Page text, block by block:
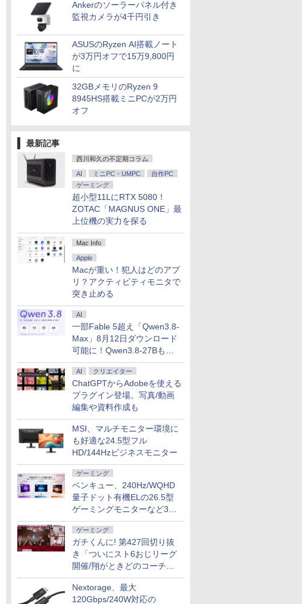
Ankerのソーラーパネル付き
監視カメラが4千円引き
ASUSのRyzen AI搭載ノート
が3万円オフで15万9,800円
に
32GBメモリのRyzen 9
8945HS搭載ミニPCが2万円
オフ
最新記事
西川和久の不定期コラム
AI ミニPC・UMPC
自作PC
ゲーミング
超小型11LにRTX 5080！
ZOTAC「MAGNUS ONE」最
上位機の実力を探る
Mac Info
Apple
Macが重い！犯人はどのアプ
リ？アクティビティモニタで
突き止める
AI
一部Fable 5超え「Qwen3.8-
Max」8月12日ダウンロード
可能に！Qwen3.8-27Bも順
次
AI クリエイター
ChatGPTからAdobeを使える
プラグイン登場。写真/動画
編集や資料作成も
MSI、マルチモニター環境に
も好適な24.5型フル
HD/144Hzビジネスモニター
ゲーミング
ベンキュー、240Hz/WQHD
量子ドット有機ELの26.5型
ゲーミングモニターなど3機
種
ゲーミング
ガチくんに! 第427回切り抜
き「ついにスト6おじリーグ
開催/翔がときどのコーチ就
任など」
Nextorage、最大
120Gbps/240W対応の